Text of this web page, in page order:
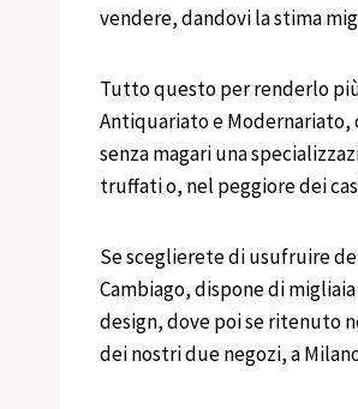
vendere, dandovi la stima
Tutto questo per renderlo
Antiquariato e Modernariato,
senza magari una
truffati o, nel peggiore dei
Se sceglierete di usufruire
Cambiago, dispone di
design, dove poi se ritenuto
dei nostri due negozi, a